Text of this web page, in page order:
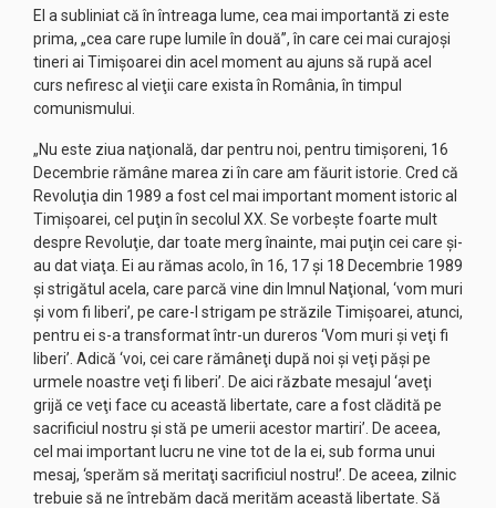
El a subliniat că în întreaga lume, cea mai importantă zi este
prima, „cea care rupe lumile în două”, în care cei mai curajoşi
tineri ai Timişoarei din acel moment au ajuns să rupă acel
curs nefiresc al vieţii care exista în România, în timpul
comunismului.
„Nu este ziua naţională, dar pentru noi, pentru timişoreni, 16
Decembrie rămâne marea zi în care am făurit istorie. Cred că
Revoluţia din 1989 a fost cel mai important moment istoric al
Timişoarei, cel puţin în secolul XX. Se vorbeşte foarte mult
despre Revoluţie, dar toate merg înainte, mai puţin cei care şi-
au dat viaţa. Ei au rămas acolo, în 16, 17 şi 18 Decembrie 1989
şi strigătul acela, care parcă vine din Imnul Naţional, ‘vom muri
şi vom fi liberi’, pe care-l strigam pe străzile Timişoarei, atunci,
pentru ei s-a transformat într-un dureros ‘Vom muri şi veţi fi
liberi’. Adică ‘voi, cei care rămâneţi după noi şi veţi păşi pe
urmele noastre veţi fi liberi’. De aici răzbate mesajul ‘aveţi
grijă ce veţi face cu această libertate, care a fost clădită pe
sacrificiul nostru şi stă pe umerii acestor martiri’. De aceea,
cel mai important lucru ne vine tot de la ei, sub forma unui
mesaj, ‘sperăm să meritaţi sacrificiul nostru!’. De aceea, zilnic
trebuie să ne întrebăm dacă merităm această libertate. Să